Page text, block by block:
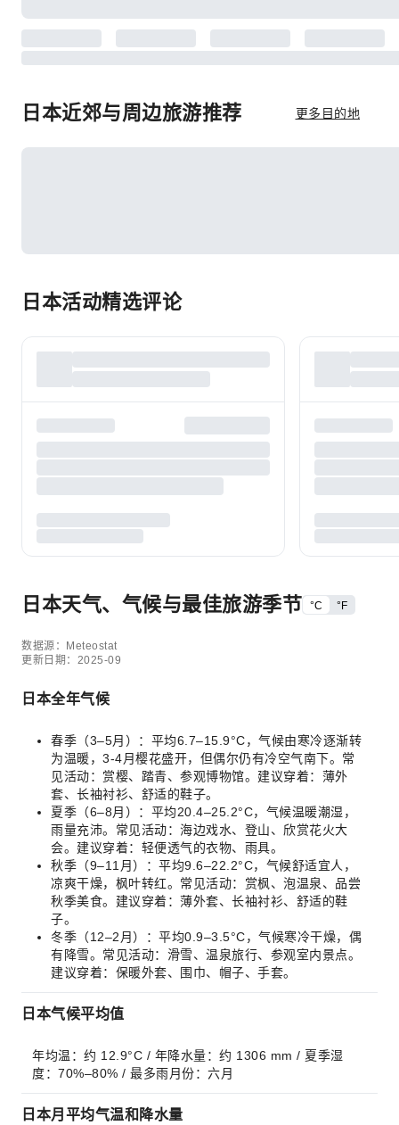
日本近郊与周边旅游推荐 更多目的地
日本活动精选评论
日本天气、气候与最佳旅游季节 °C °F
数据源：Meteostat
更新日期：2025-09
日本全年气候
春季（3–5月）：平均6.7–15.9°C，气候由寒冷逐渐转
为温暖，3-4月樱花盛开，但偶尔仍有冷空气南下。常
见活动：赏樱、踏青、参观博物馆。建议穿着：薄外
套、长袖衬衫、舒适的鞋子。
夏季（6–8月）：平均20.4–25.2°C，气候温暖潮湿，
雨量充沛。常见活动：海边戏水、登山、欣赏花火大
会。建议穿着：轻便透气的衣物、雨具。
秋季（9–11月）：平均9.6–22.2°C，气候舒适宜人，
凉爽干燥，枫叶转红。常见活动：赏枫、泡温泉、品尝
秋季美食。建议穿着：薄外套、长袖衬衫、舒适的鞋
子。
冬季（12–2月）：平均0.9–3.5°C，气候寒冷干燥，偶
有降雪。常见活动：滑雪、温泉旅行、参观室内景点。
建议穿着：保暖外套、围巾、帽子、手套。
日本气候平均值
年均温：约 12.9°C / 年降水量：约 1306 mm / 夏季湿
度：70%–80% / 最多雨月份：六月
日本月平均气温和降水量